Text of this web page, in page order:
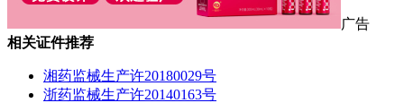
广告
相关证件推荐
湘药监械生产许20180029号
浙药监械生产许20140163号